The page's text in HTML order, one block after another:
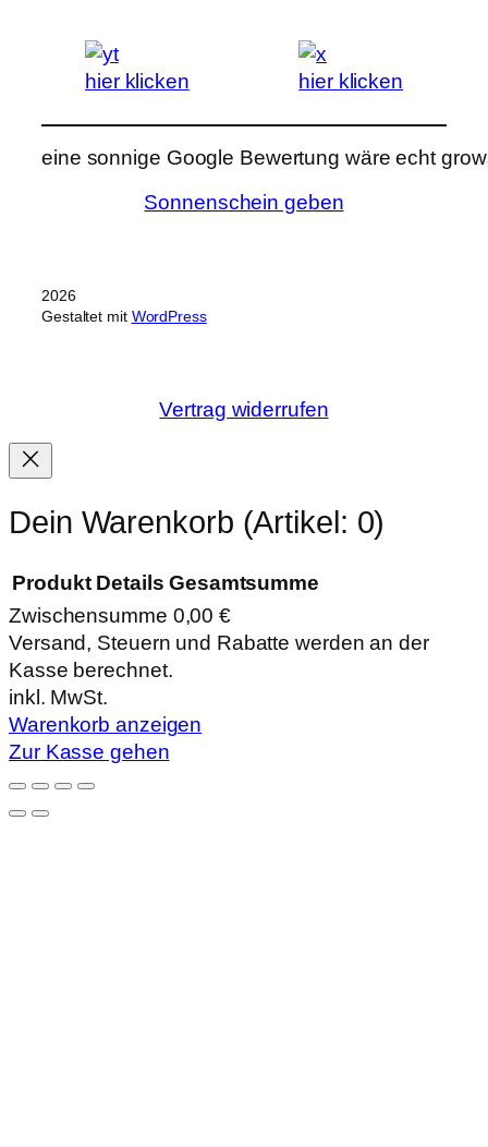
hier klicken hier klicken
eine sonnige Google Bewertung wäre echt
Sonnenschein geben
2026
Gestaltet mit WordPress
Vertrag widerrufen
Dein Warenkorb (Artikel: 0)
Produkte
im
Warenkorb
Produkt Details Gesamtsumme
Zwischensumme 0,00 €
Versand, Steuern und Rabatte werden an der
Kasse berechnet.
inkl. MwSt.
Warenkorb anzeigen
Zur Kasse gehen